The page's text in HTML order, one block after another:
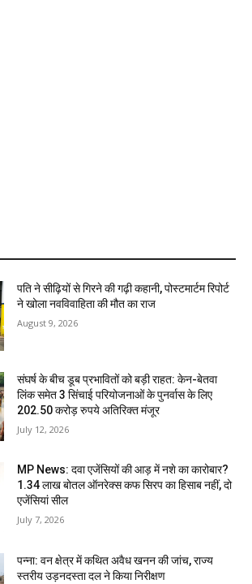
पति ने सीढ़ियों से गिरने की गढ़ी कहानी, पोस्टमार्टम रिपोर्ट
ने खोला नवविवाहिता की मौत का राज
August 9, 2026
संघर्ष के बीच डूब प्रभावितों को बड़ी राहत: केन-बेतवा
लिंक समेत 3 सिंचाई परियोजनाओं के पुनर्वास के लिए
202.50 करोड़ रुपये अतिरिक्त मंजूर
July 12, 2026
MP News: दवा एजेंसियों की आड़ में नशे का कारोबार?
1.34 लाख बोतल ऑनरेक्स कफ सिरप का हिसाब नहीं, दो
एजेंसियां सील
July 7, 2026
पन्ना: वन क्षेत्र में कथित अवैध खनन की जांच, राज्य
स्तरीय उड़नदस्ता दल ने किया निरीक्षण